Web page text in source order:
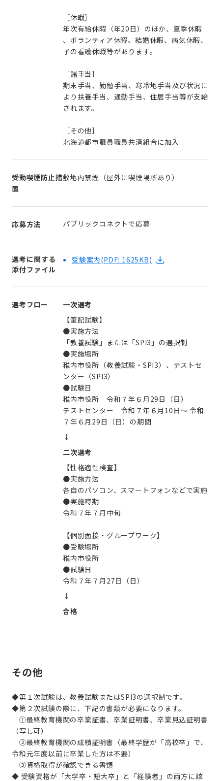
［休暇］
年次有給休暇（年20日）のほか、夏季休暇
、ボランティア休暇、結婚休暇、病気休暇、
子の看護休暇等があります。
［諸手当］
期末手当、勤勉手当、寒冷地手当及び状況に
より扶養手当、通勤手当、住居手当等が支給
されます。
［その他］
北海道都市職員職員共済組合に加入
受動喫煙防止措
置
敷地内禁煙（屋外に喫煙場所あり）
応募方法 パブリックコネクトで応募
選考に関する
添付ファイル
受験案内(PDF: 1625KB)
選考フロー
一次選考
【筆記試験】
●実施方法
「教養試験」または「SPI3」の選択制
●実施場所
稚内市役所（教養試験・SPI3）、テストセ
ンター（SPI3）
●試験日
稚内市役所 令和７年６月29日（日）
テストセンター 令和７年６月10日〜 令和
７年６月29日（日）の期間
↓
二次選考
【性格適性検査】
●実施方法
各自のパソコン、スマートフォンなどで実施
●実施時期
令和７年７月中旬
【個別面接・グループワーク】
●受験場所
稚内市役所
●試験日
令和７年７月27日（日）
↓
合格
その他
◆第１次試験は、教養試験またはSPI3の選択制です。
◆第２次試験の際に、下記の書類が必要になります。
①最終教育機関の卒業証書、卒業証明書、卒業見込証明書
（写し可）
②最終教育機関の成績証明書（最終学歴が「高校卒」で、
令和元年度以前に卒業した方は不要）
③資格取得が確認できる書類
◆ 受験資格が「大学卒・短大卒」と「経験者」の両方に該